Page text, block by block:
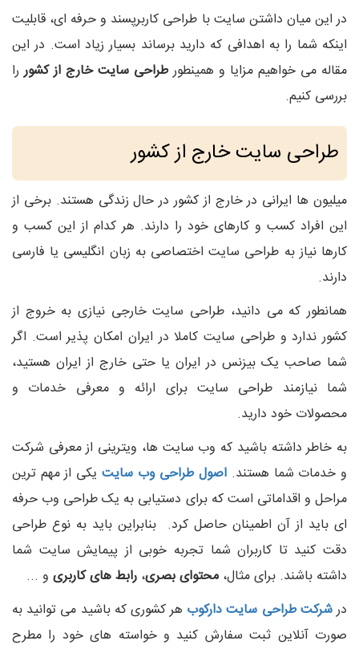
در این میان داشتن سایت با طراحی کاربرپسند و حرفه ای، قابلیت
اینکه شما را به اهدافی که دارید برساند بسیار زیاد است. در این
مقاله می خواهیم مزایا و همینطورطراحی سایت خارج از کشوررا
بررسی کنیم.
طراحی سایت خارج از کشور
میلیون ها ایرانی در خارج از کشور در حال زندگی هستند. برخی از
این افراد کسب و کارهای خود را دارند. هر کدام از این کسب و
کارها نیاز به طراحی سایت اختصاصی به زبان انگلیسی یا فارسی
دارند.
همانطور که می دانید، طراحی سایت خارجی نیازی به خروج از
کشور ندارد و طراحی سایت کاملا در ایران امکان پذیر است. اگر
شما صاحب یک بیزنس در ایران یا حتی خارج از ایران هستید،
شما نیازمند طراحی سایت برای ارائه و معرفی خدمات و
محصولات خود دارید.
به خاطر داشته باشید که وب سایت ها، ویترینی از معرفی شرکت
و خدمات شما هستند. اصول طراحی وب سایت یکی از مهم ترین
مراحل و اقداماتی است که برای دستیابی به یک طراحی وب حرفه
ای باید از آن اطمینان حاصل کرد. بنابراین باید به نوع طراحی
دقت کنید تا کاربران شما تجربه خوبی از پیمایش سایت شما
داشته باشند. برای مثال، محتوای بصری، رابط های کاربری و ...
درشرکت طراحی سایت دارکوب هر کشوری که باشید می توانید به
صورت آنلاین ثبت سفارش کنید و خواسته های خود را مطرح